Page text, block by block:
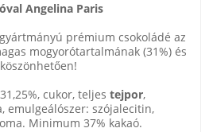
Angelina Paris
prémium csokoládé az
mogyorótartalmának (31%) és
31,25%, cukor, teljes tejpor,
emulgeálószer: szójalecitin,
Minimum 37% kakaó.